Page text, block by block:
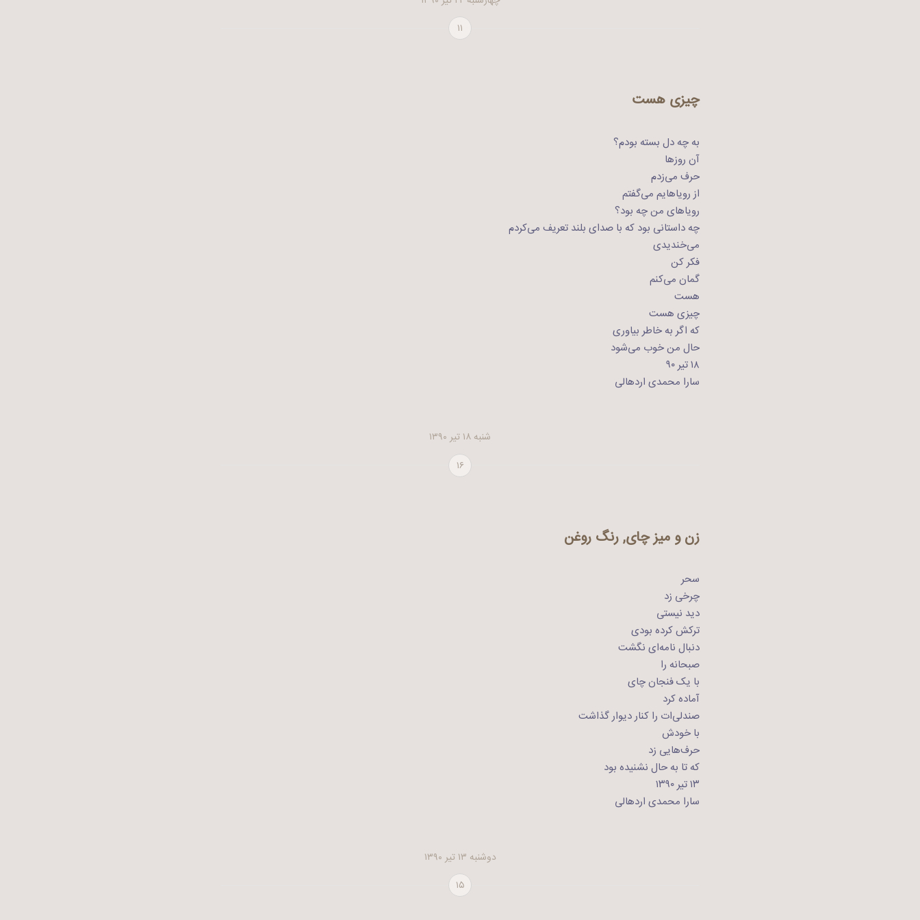
۱۱
چیزی هست
به چه دل بسته بودم؟
آن روزها
حرف می‌زدم
از رویاهایم می‌گفتم
رویاهای من چه بود؟
چه داستانی بود که با صدای بلند تعریف می‌کردم
می‌خندیدی
فکر کن
گمان می‌کنم
هست
چیزی هست
که اگر به خاطر بیاوری
حال من ‌خوب می‌شود
۱۸ تیر ۹۰
سارا محمدی اردهالی
شنبه ۱۸ تیر ۱۳۹۰
۱۶
زن و میز چای, رنگ روغن
سحر
چرخی زد
دید نیستی
ترکش کرده‌ بودی
دنبال نامه‌ای نگشت
صبحانه را
با یک فنجان چای
آماده کرد
صندلی‌ات را کنار دیوار گذاشت
با خودش
حرف‌هایی زد
که تا به حال نشنیده بود
۱۳ تیر ۱۳۹۰
سارا محمدی اردهالی
دوشنبه ۱۳ تیر ۱۳۹۰
۱۵